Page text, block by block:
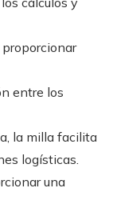
entre los
la milla facilita
logísticas.
una